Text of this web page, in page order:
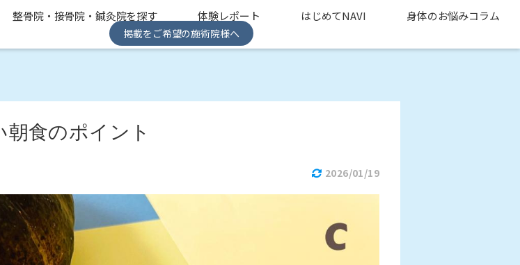
整骨院・接骨院・鍼灸院を探す 体験レポート はじめてNAVI 身体のお悩みコラム
掲載をご希望の施術院様へ
朝食のポイント
2026/01/19